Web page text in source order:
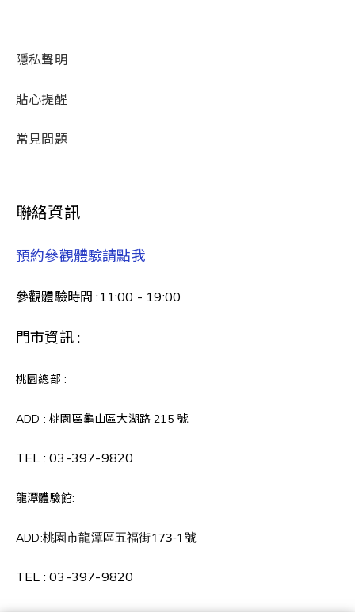
隱私聲明
貼心提醒
常見問題
聯絡資訊
預約參觀體驗請點我
參觀體驗時間 :11:00 - 19:00
門市資訊 :
桃園總部 :
ADD : 桃園區龜山區大湖路 215 號
TEL :03-397-9820
龍潭體驗館:
ADD:桃園市龍潭區五福街173-1號
TEL :03-397-9820